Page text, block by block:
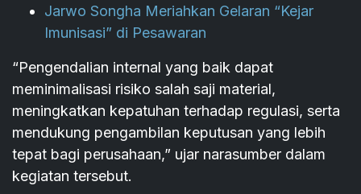
Jarwo Songha Meriahkan Gelaran “Kejar
Imunisasi” di Pesawaran
“Pengendalian internal yang baik dapat
meminimalisasi risiko salah saji material,
meningkatkan kepatuhan terhadap regulasi, serta
mendukung pengambilan keputusan yang lebih
tepat bagi perusahaan,” ujar narasumber dalam
kegiatan tersebut.